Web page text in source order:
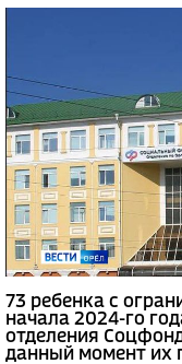
73 ребенка с
начала 2024-го
отделения
данный момент их